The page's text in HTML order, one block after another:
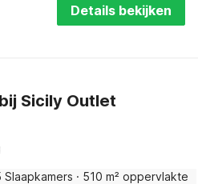
Details bekijken
Sicily Outlet
Slaapkamers · 510 m² oppervlakte